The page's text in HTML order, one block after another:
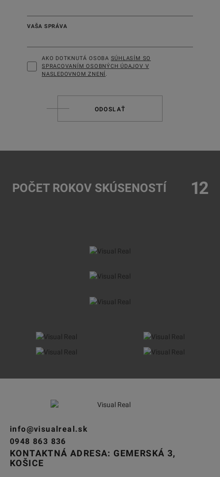
VAŠA SPRÁVA
AKO DOTKNUTÁ OSOBA SÚHLASÍM SO
SPRACOVANÍM OSOBNÝCH ÚDAJOV V
NASLEDOVNOM ZNENÍ .
ODOSLAŤ
POČET ROKOV SKÚSENOSTÍ 12
info@visualreal.sk
0948 863 836
KONTAKTNÁ ADRESA: GEMERSKÁ 3,
KOŠICE